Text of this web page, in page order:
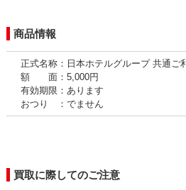
商品情報
正式名称：日本ホテルグループ 共通ご
額 面：5,000円
有効期限：あります
おつり ：でません
買取に際してのご注意